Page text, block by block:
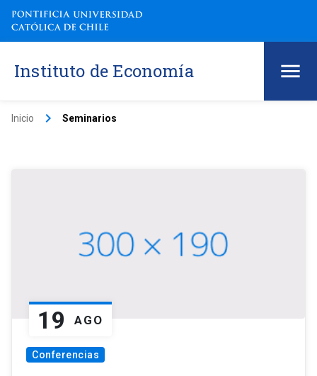
Instituto de Economía
Inicio keyboard_arrow_right Seminarios
19 AGO
Conferencias